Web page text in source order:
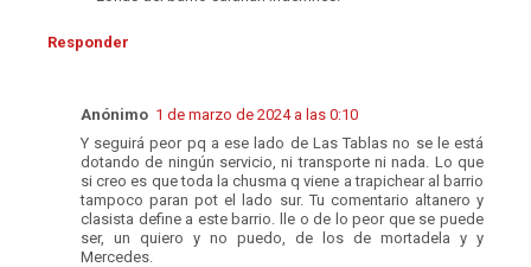
Responder
Anónimo 1 de marzo de 2024 a las 0:10
Y seguirá peor pq a ese lado de Las Tablas no se le está
dotando de ningún servicio, ni transporte ni nada. Lo que
si creo es que toda la chusma q viene a trapichear al barrio
tampoco paran pot el lado sur. Tu comentario altanero y
clasista define a este barrio. lle o de lo peor que se puede
ser, un quiero y no puedo, de los de mortadela y y
Mercedes.